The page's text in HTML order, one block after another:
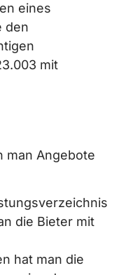
eines
den
mit
man Angebote
die Bieter mit
hat man die